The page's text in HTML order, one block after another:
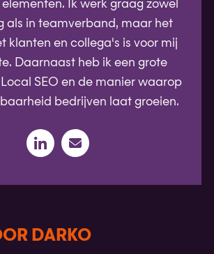
Ik werk graag zowel
als in teamverband, maar het
klanten en collega's is voor mij
Daarnaast heb ik een grote
SEO en de manier waarop
bedrijven laat groeien.
DARKO